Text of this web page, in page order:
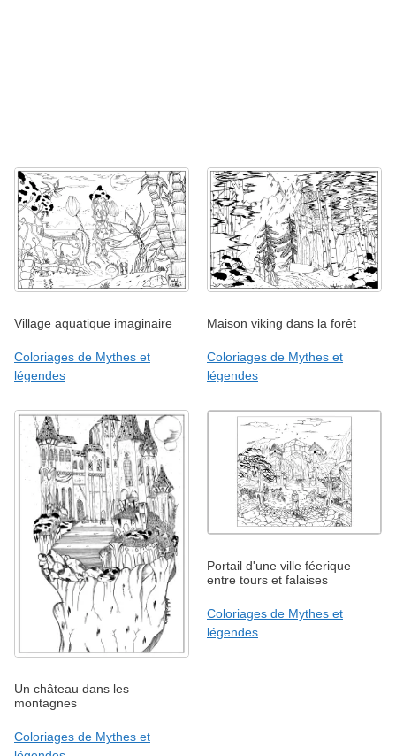
Village aquatique imaginaire
Coloriages de Mythes et
légendes
Maison viking dans la forêt
Coloriages de Mythes et
légendes
Un château dans les
montagnes
Coloriages de Mythes et
Portail d'une ville féerique
entre tours et falaises
Coloriages de Mythes et
légendes